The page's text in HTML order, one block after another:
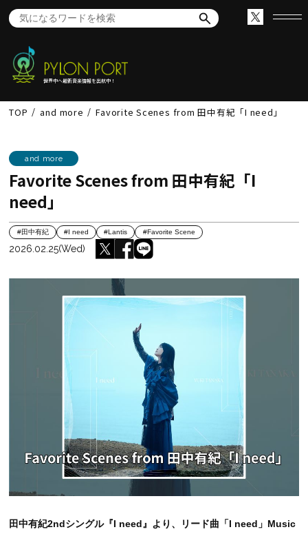
世界中へ最新音楽情報を出航中！
TOP and more Favorite Scenes from 田中有紀「I need」
and more
Favorite Scenes from 田中有紀「I
need」
#田中有紀 #I need #Lantis #Favorite Scene
2026.02.25(Wed)
田中有紀2ndシングル『I need』より、リード曲「I need」Music